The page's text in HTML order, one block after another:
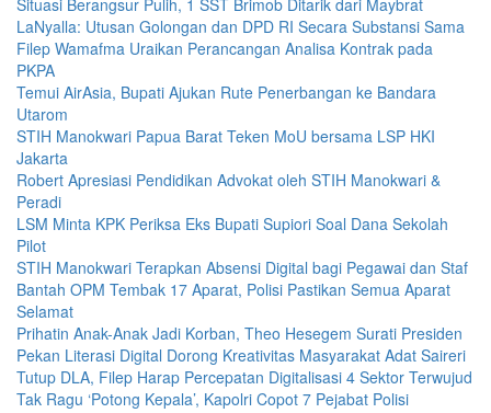
LaNyalla: Utusan Golongan dan DPD RI Secara Substansi Sama
Filep Wamafma Uraikan Perancangan Analisa Kontrak pada
PKPA
Temui AirAsia, Bupati Ajukan Rute Penerbangan ke Bandara
Utarom
STIH Manokwari Papua Barat Teken MoU bersama LSP HKI
Jakarta
Robert Apresiasi Pendidikan Advokat oleh STIH Manokwari &
Peradi
LSM Minta KPK Periksa Eks Bupati Supiori Soal Dana Sekolah
Pilot
STIH Manokwari Terapkan Absensi Digital bagi Pegawai dan Staf
Bantah OPM Tembak 17 Aparat, Polisi Pastikan Semua Aparat
Selamat
Prihatin Anak-Anak Jadi Korban, Theo Hesegem Surati Presiden
Pekan Literasi Digital Dorong Kreativitas Masyarakat Adat Saireri
Tutup DLA, Filep Harap Percepatan Digitalisasi 4 Sektor Terwujud
Tak Ragu ‘Potong Kepala’, Kapolri Copot 7 Pejabat Polisi